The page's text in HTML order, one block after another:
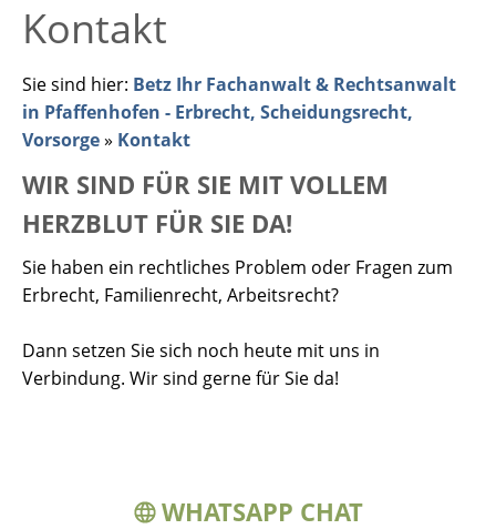
Kontakt
Sie sind hier: Betz Ihr Fachanwalt & Rechtsanwalt
in Pfaffenhofen - Erbrecht, Scheidungsrecht,
Vorsorge» Kontakt
WIR SIND FÜR SIE MIT VOLLEM
HERZBLUT FÜR SIE DA!
Sie haben ein rechtliches Problem oder Fragen zum
Erbrecht, Familienrecht, Arbeitsrecht?
Dann setzen Sie sich noch heute mit uns in
Verbindung. Wir sind gerne für Sie da!
WHATSAPP CHAT